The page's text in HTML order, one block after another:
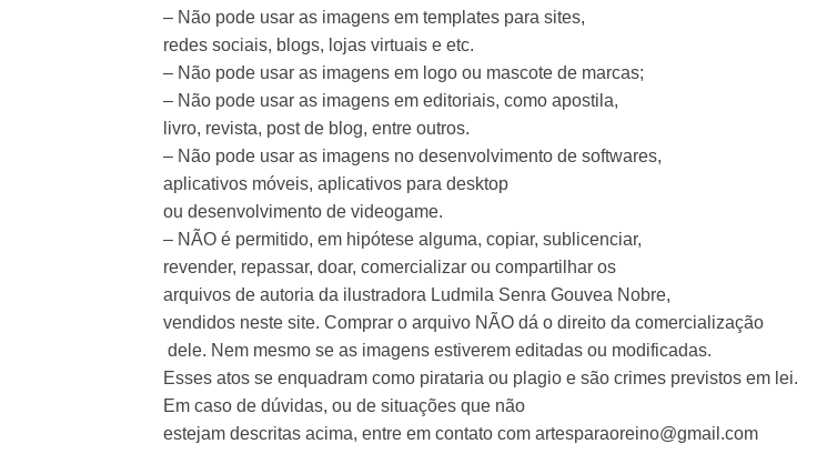
– Não pode usar as imagens em templates para sites,
redes sociais, blogs, lojas virtuais e etc.
– Não pode usar as imagens em logo ou mascote de marcas;
– Não pode usar as imagens em editoriais, como apostila,
livro, revista, post de blog, entre outros.
– Não pode usar as imagens no desenvolvimento de softwares,
aplicativos móveis, aplicativos para desktop
ou desenvolvimento de videogame.
– NÃO é permitido, em hipótese alguma, copiar, sublicenciar,
revender, repassar, doar, comercializar ou compartilhar os
arquivos de autoria da ilustradora Ludmila Senra Gouvea Nobre,
vendidos neste site. Comprar o arquivo NÃO dá o direito da comercialização
dele. Nem mesmo se as imagens estiverem editadas ou modificadas.
Esses atos se enquadram como pirataria ou plagio e são crimes previstos em lei.
Em caso de dúvidas, ou de situações que não
estejam descritas acima, entre em contato com artesparaoreino@gmail.com